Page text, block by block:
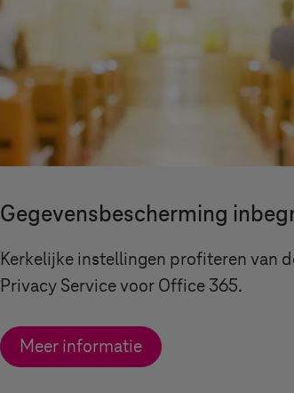
Gegevensbescherming
Kerkelijke instellingen profiteren van
Privacy Service voor Office 365.
Meer informatie